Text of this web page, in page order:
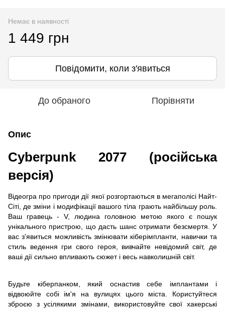
Немає в наявності
1 449 грн
Повідомити, коли з'явиться
До обраного Порівняти
Опис
Cyberpunk 2077 (російська
версія)
Відеогра про пригоди дії якої розгортаються в мегаполісі Найт-
Сіті, де зміни і модифікації вашого тіла грають найбільшу роль.
Ваш гравець - V, людина головною метою якого є пошук
унікального пристрою, що дасть шанс отримати безсмертя. У
вас з'явиться можливість змінювати кіберімпланти, навички та
стиль ведення гри свого героя, вивчайте невідомий світ, де
ваші дії сильно впливають сюжет і весь навколишній світ.
Будьте кіберпанком, який оснастив себе імплантами і
відвоюйте собі ім'я на вулицях цього міста. Користуйтеся
зброєю з усілякими змінами, використовуйте свої хакерські